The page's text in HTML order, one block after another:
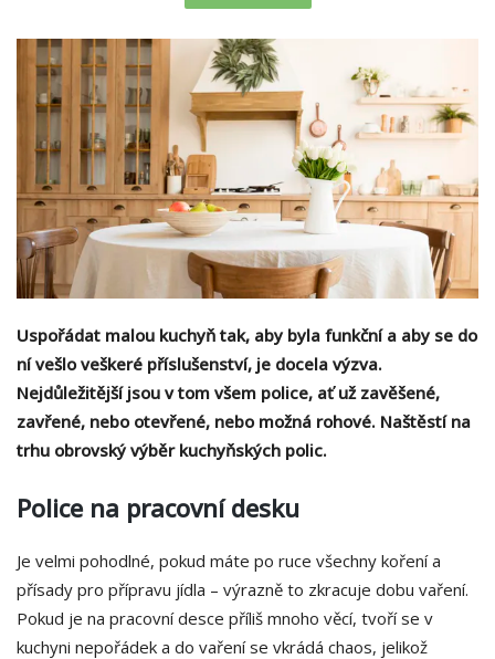
Uspořádat malou kuchyň tak, aby byla funkční a aby se do
ní vešlo veškeré příslušenství, je docela výzva.
Nejdůležitější jsou v tom všem police, ať už zavěšené,
zavřené, nebo otevřené, nebo možná rohové. Naštěstí na
trhu obrovský výběr kuchyňských polic.
Police na pracovní desku
Je velmi pohodlné, pokud máte po ruce všechny koření a
přísady pro přípravu jídla – výrazně to zkracuje dobu vaření.
Pokud je na pracovní desce příliš mnoho věcí, tvoří se v
kuchyni nepořádek a do vaření se vkrádá chaos, jelikož